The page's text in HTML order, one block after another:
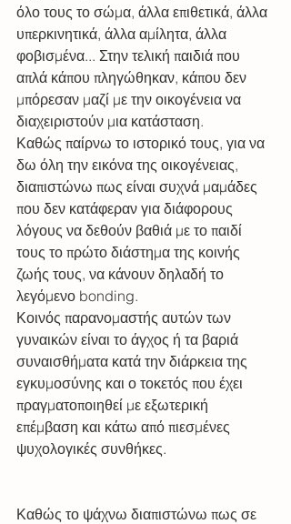
όλο τους το σώμα, άλλα επιθετικά, άλλα
υπερκινητικά, άλλα αμίλητα, άλλα
φοβισμένα... Στην τελική παιδιά που
απλά κάπου πληγώθηκαν, κάπου δεν
μπόρεσαν μαζί με την οικογένεια να
διαχειριστούν μια κατάσταση.
Καθώς παίρνω το ιστορικό τους, για να
δω όλη την εικόνα της οικογένειας,
διαπιστώνω πως είναι συχνά μαμάδες
που δεν κατάφεραν για διάφορους
λόγους να δεθούν βαθιά με το παιδί
τους το πρώτο διάστημα της κοινής
ζωής τους, να κάνουν δηλαδή το
λεγόμενο bonding.
Κοινός παρανομαστής αυτών των
γυναικών είναι το άγχος ή τα βαριά
συναισθήματα κατά την διάρκεια της
εγκυμοσύνης και ο τοκετός που έχει
πραγματοποιηθεί με εξωτερική
επέμβαση και κάτω από πιεσμένες
ψυχολογικές συνθήκες.
Καθώς το ψάχνω διαπιστώνω πως σε